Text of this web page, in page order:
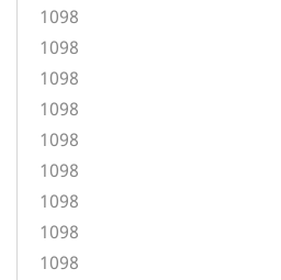
1098
1098
1098
1098
1098
1098
1098
1098
1098